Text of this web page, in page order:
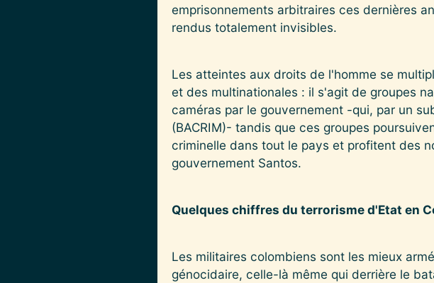
emprisonnements arbitraires ces dernières
rendus totalement invisibles.
Les atteintes aux droits de l'homme se
et des multinationales : il s'agit de groupes
caméras par le gouvernement -qui, par un
(BACRIM)- tandis que ces groupes
criminelle dans tout le pays et profitent des
gouvernement Santos.
Quelques chiffres du terrorisme d'Etat en
Les militaires colombiens sont les mieux
génocidaire, celle-là même qui derrière le